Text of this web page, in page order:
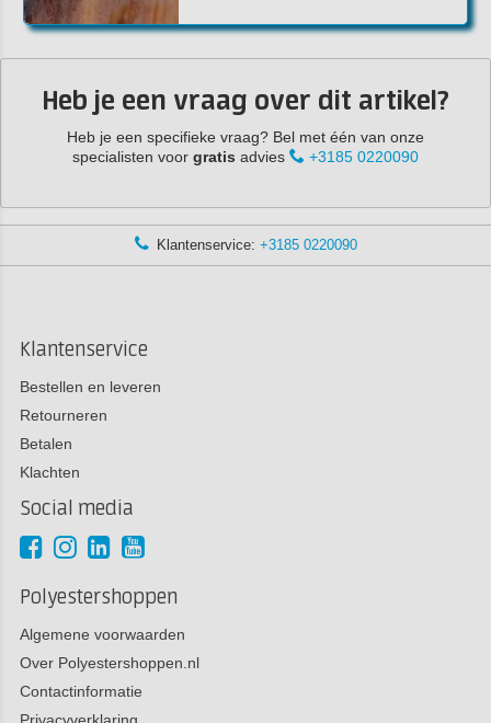
Heb je een vraag over dit artikel?
Heb je een specifieke vraag? Bel met één van onze
specialisten voor gratis advies +3185 0220090
Klantenservice: +3185 0220090
Klantenservice
Bestellen en leveren
Retourneren
Betalen
Klachten
Social media
Polyestershoppen
Algemene voorwaarden
Over Polyestershoppen.nl
Contactinformatie